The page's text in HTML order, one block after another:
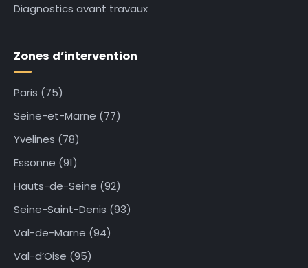
Diagnostics avant travaux
Zones d’intervention
Paris (75)
Seine-et-Marne (77)
Yvelines (78)
Essonne (91)
Hauts-de-Seine (92)
Seine-Saint-Denis (93)
Val-de-Marne (94)
Val-d’Oise (95)